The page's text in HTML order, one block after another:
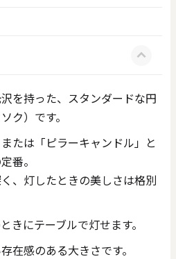
を持った、スタンダードな円
ク）です。
たは「ピラーキャンドル」と
番。
、灯したときの美しさは格別
きにテーブルで灯せます。
在感のある大きさです。